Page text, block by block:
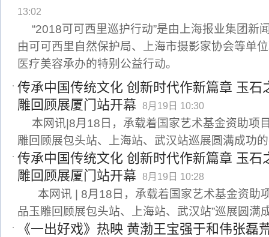
13:02
“2018可可西里巡护行动”是由上海报业集团新
由可可西里自然保护局、上海市摄影家协会等单
医疗美容承办的特别公益行动。
传承中国传统文化 创新时代作新篇章 玉
雕回顾展厦门站开幕
8月19日 10:30
本网讯|8月18日，承载着国家艺术基金资助项
雕回顾展包头站、上海站、武汉站巡展圆满成功
传承中国传统文化 创新时代作新篇章 玉
雕回顾展厦门站开幕
8月19日 10:28
本网讯 | 8月18日，承载着国家艺术基金资助
品玉雕回顾展包头站、上海站、武汉站”巡展圆满
《一出好戏》热映 黄渤王宝强于和伟张磊